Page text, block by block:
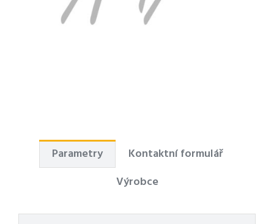
Parametry
Kontaktní formulář
Výrobce